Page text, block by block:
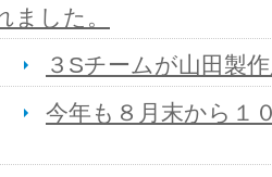
ました。
３Sチームが山田製
今年も８月末から１